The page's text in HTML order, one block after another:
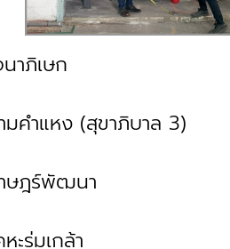
าภิเษก
ำแหง (สุขาภิบาล 3)
ฎร์พัฒนา
ร่มเกล้า